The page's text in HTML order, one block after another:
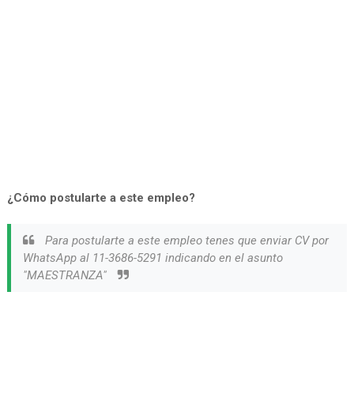
¿Cómo postularte a este empleo?
Para postularte a este empleo tenes que enviar CV por
WhatsApp al 11-3686-5291 indicando en el asunto
"MAESTRANZA"